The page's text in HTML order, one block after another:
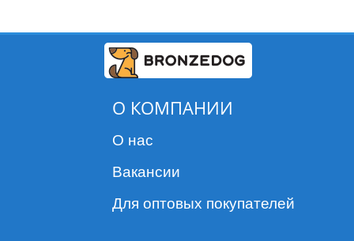
О КОМПАНИИ
О нас
Вакансии
Для оптовых покупателей